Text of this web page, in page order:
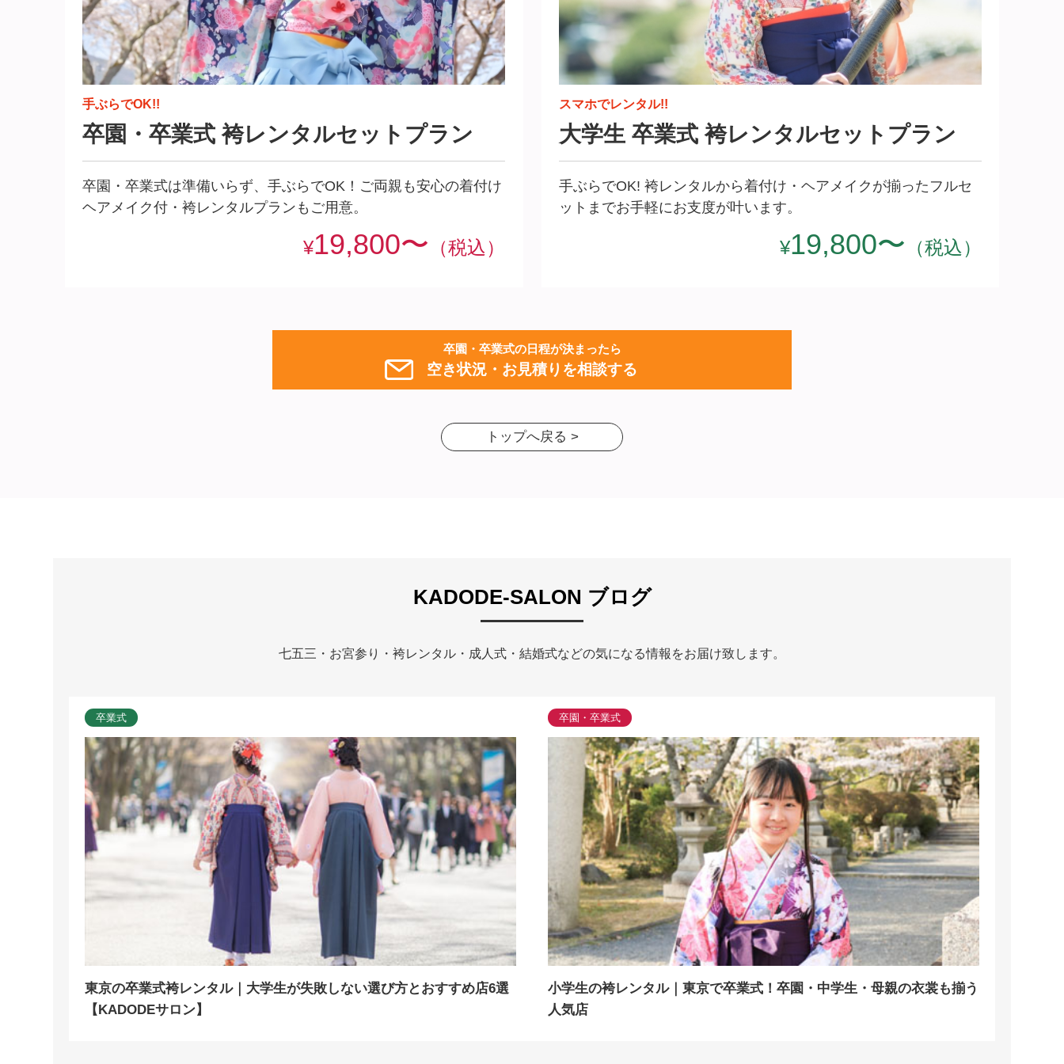
手ぶらでOK!!
卒園・卒業式 袴レンタルセットプラ ン
卒園・卒業式は準備いらず、手ぶらでOK！ご両親も安心の着付け
ヘアメイク付・袴レンタルプランもご用意。
¥19,800〜 （税込）
スマホでレンタル!!
大学生 卒業式 袴レンタルセットプラ ン
手ぶらでOK! 袴レンタルから着付け・ヘアメイクが揃ったフルセ
ットまでお手軽にお支度が叶います。
¥19,800〜 （税込）
卒園・卒業式の日程が決まったら
空き状況・お見積りを相談する
トップへ戻る >
KADODE-SALON ブログ
七五三・お宮参り・袴レンタル・成人式・結婚式などの気になる情報をお届け致します。
卒業式
東京の卒業式袴レンタル｜大学生が失敗しない選び方とおすすめ店6選
【KADODEサロン】
卒園・卒業式
小学生の袴レンタル｜東京で卒業式！卒園・中学生・母親の衣裳も揃う
人気店